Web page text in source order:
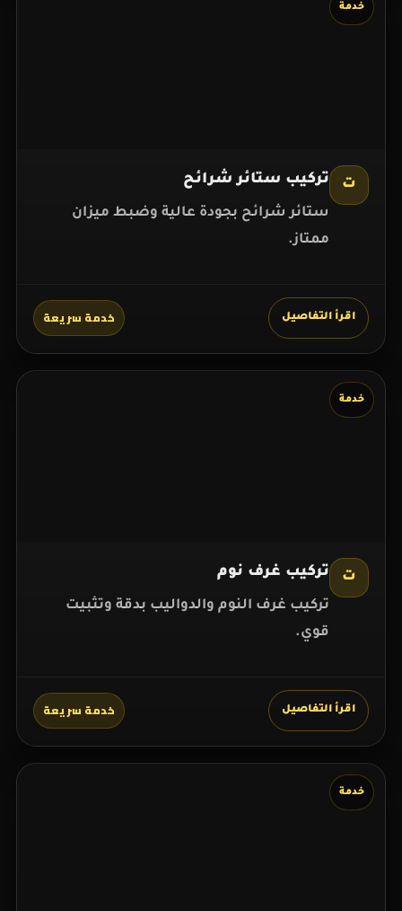
خدمة
ت تركيب ستائر شرائح
ستائر شرائح بجودة عالية وضبط ميزان
ممتاز.
اقرأ التفاصيل خدمة سريعة
خدمة
ت تركيب غرف نوم
تركيب غرف النوم والدواليب بدقة وتثبيت
قوي.
اقرأ التفاصيل خدمة سريعة
خدمة